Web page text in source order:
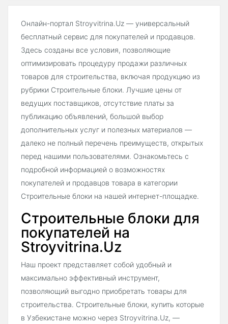
Онлайн-портал Stroyvitrina.Uz — универсальный
бесплатный сервис для покупателей и продавцов.
Здесь созданы все условия, позволяющие
оптимизировать процедуру продажи различных
товаров для строительства, включая продукцию из
рубрики Строительные блоки. Лучшие цены от
ведущих поставщиков, отсутствие платы за
публикацию объявлений, большой выбор
дополнительных услуг и полезных материалов —
далеко не полный перечень преимуществ, открытых
перед нашими пользователями. Ознакомьтесь с
подробной информацией о возможностях
покупателей и продавцов товара в категории
Строительные блоки на нашей интернет-площадке.
Строительные блоки для
покупателей на
Stroyvitrina.Uz
Наш проект представляет собой удобный и
максимально эффективный инструмент,
позволяющий выгодно приобретать товары для
строительства. Строительные блоки, купить которые
в Узбекистане можно через Stroyvitrina.Uz, —